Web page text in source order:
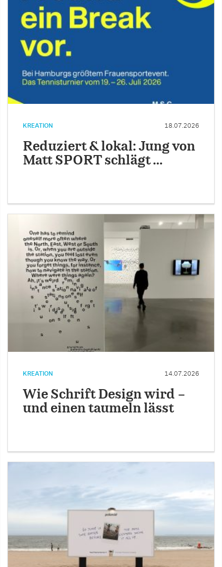
KREATION 18.07.2026
Reduziert & lokal: Jung von
Matt SPORT schlägt …
KREATION 14.07.2026
Wie Schrift Design wird –
und einen taumeln lässt